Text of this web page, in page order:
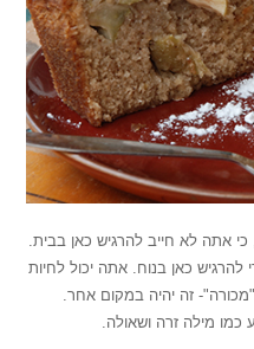
אתה לא חייב להרגיש כאן בבית.
כאן בנוח. אתה יכול לחיות
זה יהיה במקום אחר.
כמו מילה זרה ושאולה.